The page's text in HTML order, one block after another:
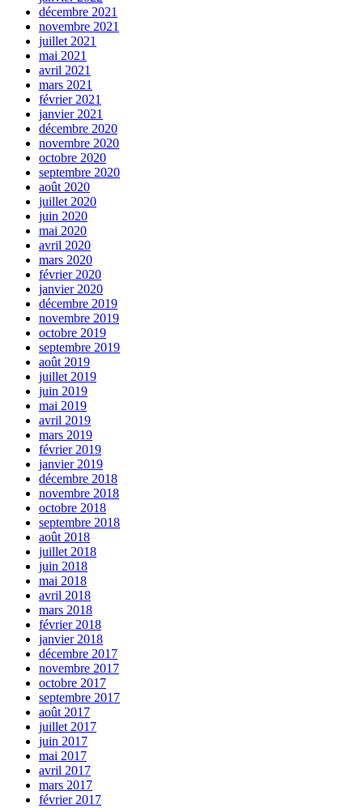
décembre 2021
novembre 2021
juillet 2021
mai 2021
avril 2021
mars 2021
février 2021
janvier 2021
décembre 2020
novembre 2020
octobre 2020
septembre 2020
août 2020
juillet 2020
juin 2020
mai 2020
avril 2020
mars 2020
février 2020
janvier 2020
décembre 2019
novembre 2019
octobre 2019
septembre 2019
août 2019
juillet 2019
juin 2019
mai 2019
avril 2019
mars 2019
février 2019
janvier 2019
décembre 2018
novembre 2018
octobre 2018
septembre 2018
août 2018
juillet 2018
juin 2018
mai 2018
avril 2018
mars 2018
février 2018
janvier 2018
décembre 2017
novembre 2017
octobre 2017
septembre 2017
août 2017
juillet 2017
juin 2017
mai 2017
avril 2017
mars 2017
février 2017